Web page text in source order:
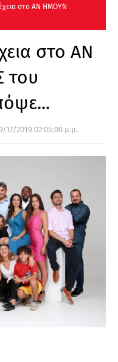
στο ΑΝ ΗΜΟΥΝ
στο ΑΝ
του
17/2019 02:05:00 μ.μ.